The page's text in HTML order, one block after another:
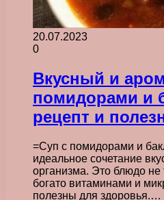
20.07.2023
0
Вкусный и
помидорами и
рецепт и
=Суп с помидорами и
идеальное сочетание
организма. Это блюдо не
богато витаминами и
полезны для здоровья.…